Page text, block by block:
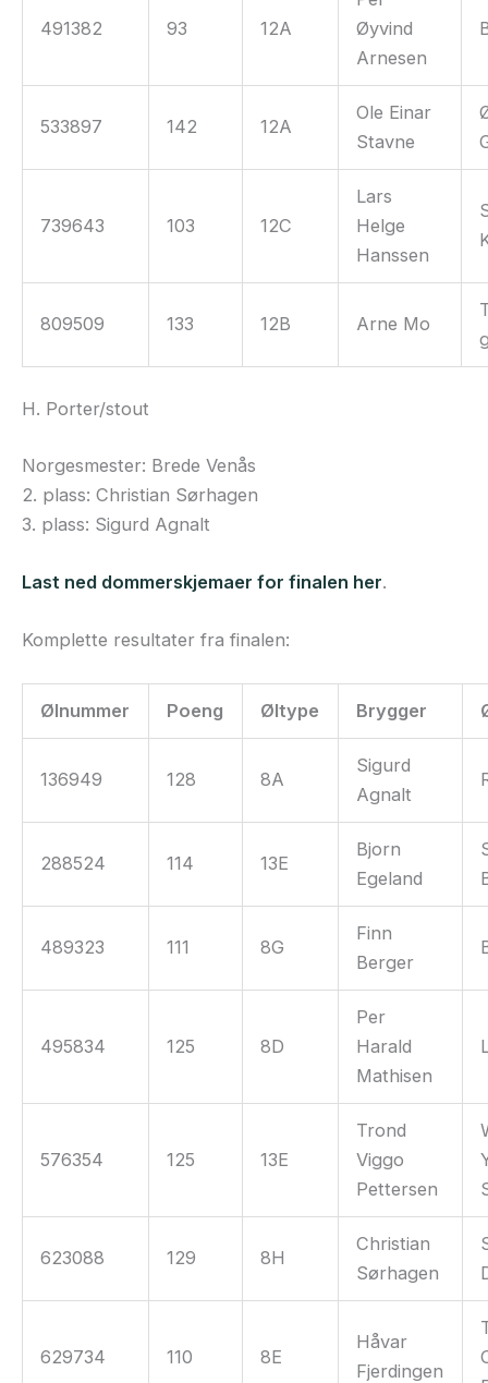
491382 93 12A
Øyvind
Arnesen
533897 142 12A
Ole Einar
Stavne
739643 103 12C
Lars
Helge
Hanssen
809509 133 12B Arne Mo
H. Porter/stout
Norgesmester: Brede Venås
2. plass: Christian Sørhagen
3. plass: Sigurd Agnalt
Last ned dommerskjemaer for finalen her.
Komplette resultater fra finalen:
Ølnummer Poeng Øltype Brygger
136949 128 8A
Sigurd
Agnalt
288524 114 13E
Bjorn
Egeland
489323 111 8G
Finn
Berger
495834 125 8D
Per
Harald
Mathisen
576354 125 13E
Trond
Viggo
Pettersen
623088 129 8H
Christian
Sørhagen
629734 110 8E
Håvar
Fjerdingen